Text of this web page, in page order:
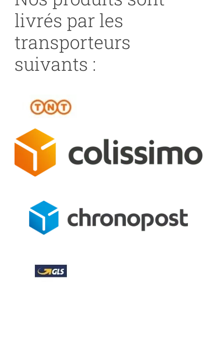
livrés par les
transporteurs
suivants :